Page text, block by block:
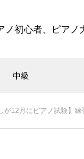
ノ初心者、ピアノ
中級
が12月にピアノ試験】練